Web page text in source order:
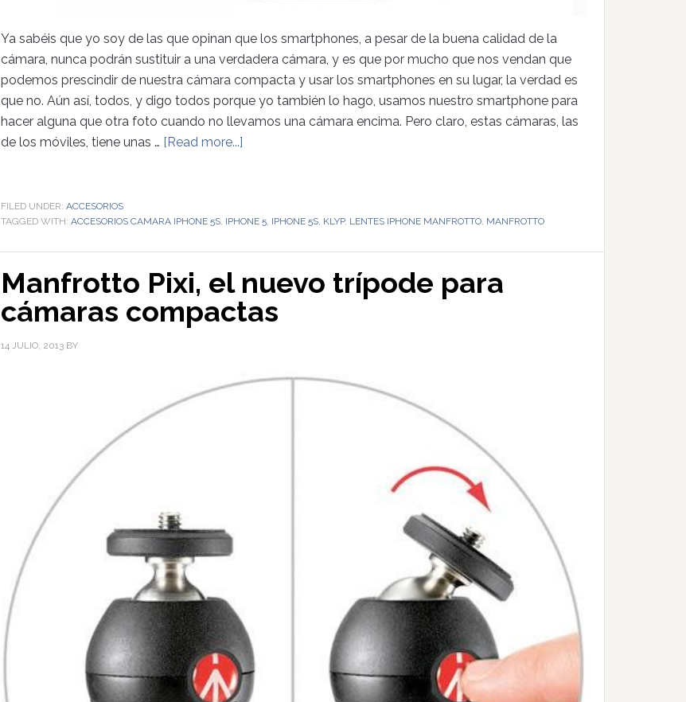
Ya sabéis que yo soy de las que opinan que los smartphones, a pesar de la buena calidad de la
cámara, nunca podrán sustituir a una verdadera cámara, y es que por mucho que nos vendan que
podemos prescindir de nuestra cámara compacta y usar los smartphones en su lugar, la verdad es
que no. Aún así, todos, y digo todos porque yo también lo hago, usamos nuestro smartphone para
hacer alguna que otra foto cuando no llevamos una cámara encima. Pero claro, estas cámaras, las
de los móviles, tiene unas … [Read more...]
FILED UNDER: ACCESORIOS
TAGGED WITH: ACCESORIOS CAMARA IPHONE 5S IPHONE 5 IPHONE 5S KLYP, LENTES IPHONE MANFROTTO MANFROTTO
Manfrotto Pixi, el nuevo trípode para
cámaras compactas
14 JULIO, 2013 BY